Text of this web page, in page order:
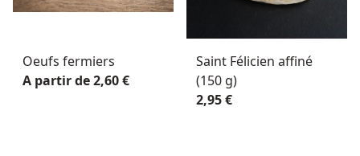
Oeufs fermiers
A partir de 2,60 €
Saint Félicien affiné
(150 g)
2,95 €